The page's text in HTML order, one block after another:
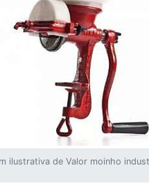
ilustrativa de Valor moinho